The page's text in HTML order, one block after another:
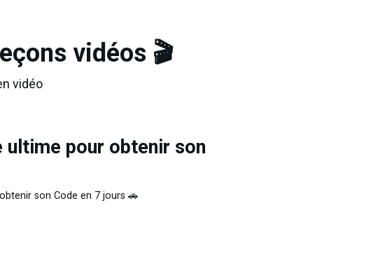
vidéos 🎬
vidéo
ultime pour obtenir son
son Code en 7 jours 🚗